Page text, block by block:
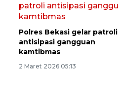
Polres Bekasi gelar patroli
antisipasi gangguan
kamtibmas
2 Maret 2026 05:13